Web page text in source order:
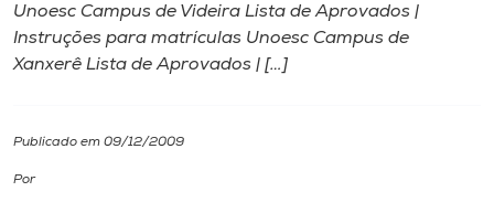
Internacionalização
Unoesc Campus de Videira Lista de Aprovados |
Instruções para matrículas Unoesc Campus de
Xanxerê Lista de Aprovados | […]
Publicado em 09/12/2009
Por